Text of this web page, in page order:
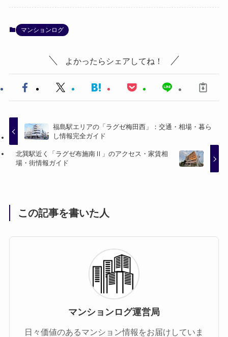
マンションログ
よかったらシェアしてね！
福島駅エリアの「ラグゼ梅田西」：交通・相場・暮ら
し情報完全ガイド
北巽駅近く「ラグゼ布施南Ⅱ」のアクセス・家賃相
場・街情報ガイド
この記事を書いた人
マンションログ運営局
日々価値のあるマンション情報をお届けしていま